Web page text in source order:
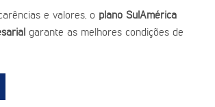
e valores, o plano SulAmérica
garante as melhores condições de